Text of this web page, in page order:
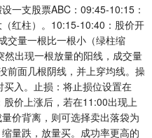
一支股票ABC：09:45-10:15：
红柱）。10:15-10:40：股价开
交量一根比一根小（绿柱缩
然出现一根放量的阳线，成交量
前面几根阴线，并上穿均线。操
入。止损：将止损位设置在
价上涨后，若在11:00出现上
价背离，则可选择卖出落袋为
量跌，放量买。成功率更高的